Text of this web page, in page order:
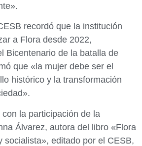
recordó que la institución
a Flora desde 2022,
Bicentenario de la batalla de
que «la mujer debe ser el
histórico y la transformación
la participación de la
Álvarez, autora del libro «Flora
socialista», editado por el CESB,